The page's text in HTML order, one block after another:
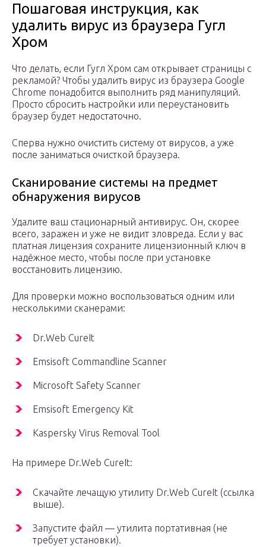
Пошаговая инструкция, как
удалить вирус из браузера Гугл
Хром
Что делать, если Гугл Хром сам открывает страницы с
рекламой? Чтобы удалить вирус из браузера Google
Chrome понадобится выполнить ряд манипуляций.
Просто сбросить настройки или переустановить
браузер будет недостаточно.
Сперва нужно очистить систему от вирусов, а уже
после заниматься очисткой браузера.
Сканирование системы на предмет
обнаружения вирусов
Удалите ваш стационарный антивирус. Он, скорее
всего, заражен и уже не видит зловреда. Если у вас
платная лицензия сохраните лицензионный ключ в
надёжное место, чтобы после при установке
восстановить лицензию.
Для проверки можно воспользоваться одним или
несколькими сканерами:
Dr.Web CureIt
Emsisoft Commandline Scanner
Microsoft Safety Scanner
Emsisoft Emergency Kit
Kaspersky Virus Removal Tool
На примере Dr.Web CureIt:
Скачайте лечащую утилиту Dr.Web CureIt (ссылка
выше).
Запустите файл — утилита портативная (не
требует установки).